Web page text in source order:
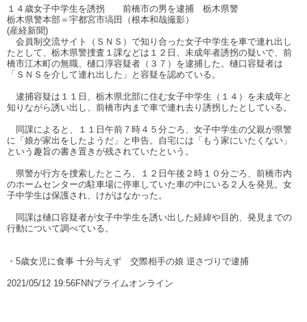
１４歳女子中学生を誘拐 前橋市の男を逮捕 栃木県警
栃木県警本部＝宇都宮市塙田（根本和哉撮影）
(産経新聞)
会員制交流サイト（ＳＮＳ）で知り合った女子中学生を車で連れ出し
たとして、栃木県警捜査１課などは１２日、未成年者誘拐の疑いで、前
橋市江木町の無職、樋口淳容疑者（３７）を逮捕した。樋口容疑者は
「ＳＮＳを介して連れ出した」と容疑を認めている。
逮捕容疑は１１日、栃木県北部に住む女子中学生（１４）を未成年と
知りながら誘い出し、前橋市内まで車で連れ去り誘拐したとしている。
同課によると、１１日午前７時４５分ごろ、女子中学生の父親が県警
に「娘が家出をしたようだ」と申告。自宅には「もう家にいたくない」
という趣旨の書き置きが残されていたという。
県警が行方を捜索したところ、１２日午後２時１０分ごろ、前橋市内
のホームセンターの駐車場に停車していた車の中にいる２人を発見。女
子中学生は保護され、けがはなかった。
同課は樋口容疑者が女子中学生を誘い出した経緯や目的、発見までの
行動について調べている。
・5歳女児に食事 十分与えず 交際相手の娘 逆さづりで逮捕
2021/05/12 19:56FNNプライムオンライン